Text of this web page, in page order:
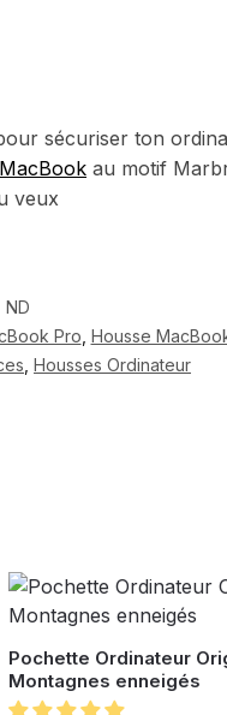
sécuriser ton
au motif
veux
ND
Pro Housse
Housses Ordinateur
Pochette Ordinateur
Montagnes enneigés